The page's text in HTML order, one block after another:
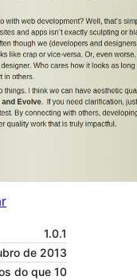
1.0.1
de 2013
do que 10